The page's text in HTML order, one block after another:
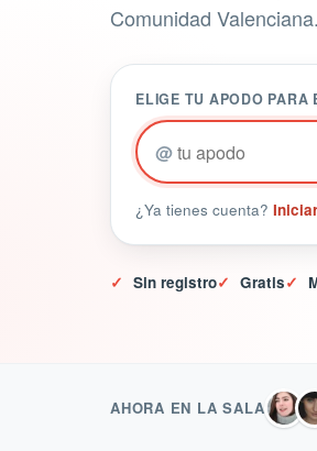
Comunidad Valenciana.
ELIGE TU APODO PARA
@
¿Ya tienes cuenta?
✓ Sin registro✓ Gratis✓
AHORA EN LA SALA